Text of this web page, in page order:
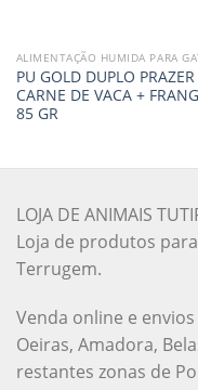
ALIMENTAÇÃO HUMIDA PARA
PU GOLD DUPLO PRAZER
CARNE DE VACA +
85 GR
LOJA DE ANIMAIS
Loja de produtos
Terrugem.
Venda online e
Oeiras, Amadora,
restantes zonas de